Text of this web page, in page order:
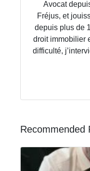
Avocat
Fréjus, et
depuis plus de
droit immobilier
difficulté,
Recommended